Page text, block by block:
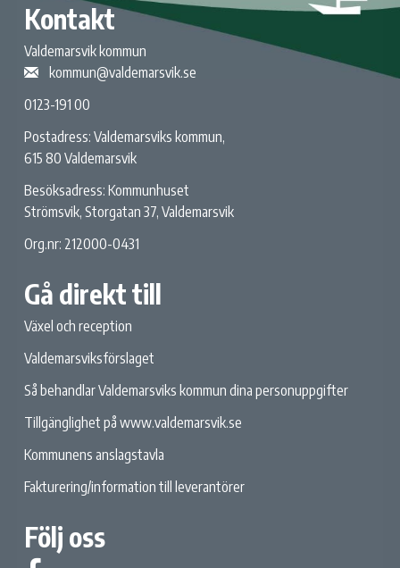
Kontakt
Valdemarsvik kommun
kommun@valdemarsvik.se
0123-191 00
Postadress: Valdemarsviks kommun,
615 80 Valdemarsvik
Besöksadress: Kommunhuset
Strömsvik, Storgatan 37, Valdemarsvik
Org.nr: 212000-0431
Gå direkt till
Växel och reception
Valdemarsviksförslaget
Så behandlar Valdemarsviks kommun dina personuppgifter
Tillgänglighet på www.valdemarsvik.se
Kommunens anslagstavla
Fakturering/information till leverantörer
Följ oss